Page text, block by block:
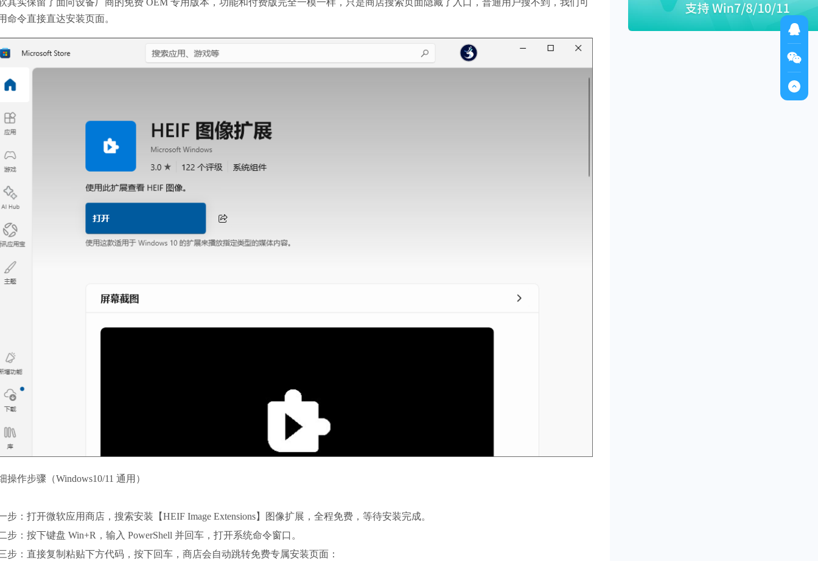
其实保留了面向设备厂商的免费 OEM 专用版本，功能和付费版完全一模一样，只是商店搜索页面隐藏了入口，普通用户搜不到，我们可
命令直接直达安装页面。
操作步骤（Windows10/11 通用）
步：打开微软应用商店，搜索安装【HEIF Image Extensions】图像扩展，全程免费，等待安装完成。
步：按下键盘 Win+R，输入 PowerShell 并回车，打开系统命令窗口。
步：直接复制粘贴下方代码，按下回车，商店会自动跳转免费专属安装页面：